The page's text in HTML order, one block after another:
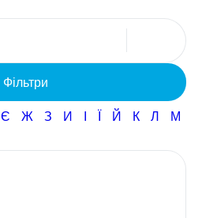
Фільтри
Є Ж З И І Ї Й К Л М